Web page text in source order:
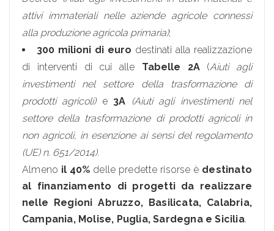
attivi immateriali nelle aziende agricole connessi
alla produzione agricola primaria);
300 milioni di euro destinati alla realizzazione
di interventi di cui alle Tabelle 2A(Aiuti agli
investimenti nel settore della trasformazione di
prodotti agricoli) e 3A
(Aiuti agli investimenti nel
settore della trasformazione di prodotti agricoli in
non agricoli, in esenzione ai sensi del regolamento
(UE) n. 651/2014).
Almeno il 40% delle predette risorse è destinato
al finanziamento di progetti da realizzare
nelle Regioni Abruzzo, Basilicata, Calabria,
Campania, Molise, Puglia, Sardegna e Sicilia.